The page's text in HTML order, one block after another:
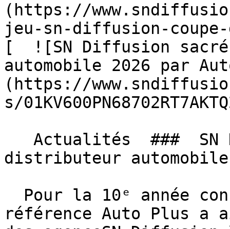
(https://
jeu-sn-diffusion-coupe-
[  ![SN Diffusion
automobile 2026 par
(https://
s/
distributeur
référence Auto Plus a